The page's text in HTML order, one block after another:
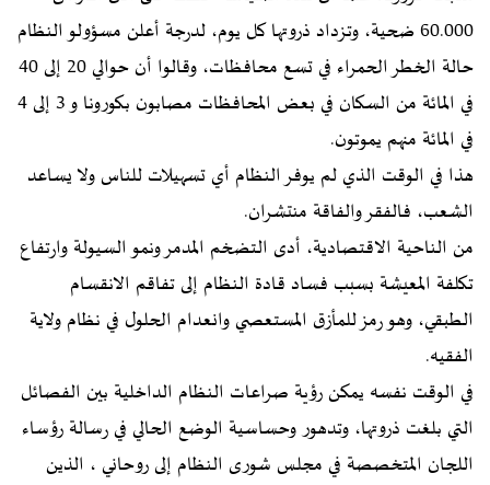
60.000 ضحية، وتزداد ذروتها كل يوم، لدرجة أعلن مسؤولو النظام
حالة الخطر الحمراء في تسع محافظات، وقالوا أن حوالي 20 إلى 40
في المائة من السكان في بعض المحافظات مصابون بكورونا و 3 إلى 4
في المائة منهم يموتون.
هذا في الوقت الذي لم يوفر النظام أي تسهيلات للناس ولا يساعد
الشعب، فالفقر والفاقة منتشران.
من الناحية الاقتصادية، أدى التضخم المدمر ونمو السيولة وارتفاع
تكلفة المعيشة بسبب فساد قادة النظام إلى تفاقم الانقسام
الطبقي، وهو رمز للمأزق المستعصي وانعدام الحلول في نظام ولاية
الفقيه.
في الوقت نفسه يمكن رؤية صراعات النظام الداخلية بين الفصائل
التي بلغت ذروتها، وتدهور وحساسية الوضع الحالي في رسالة رؤساء
اللجان المتخصصة في مجلس شورى النظام إلى روحاني ، الذين